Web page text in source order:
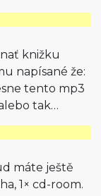
knižku
napísané že:
tento mp3
tak…
máte ještě
1× cd-room.